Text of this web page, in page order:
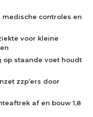
controles en
voor kleine
op staande voet houdt
zzp’ers door
af en bouw 1,8